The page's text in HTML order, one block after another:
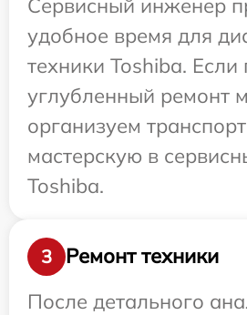
удобное время для
техники Toshiba. Если
углубленный ремонт
организуем
мастерскую в
Toshiba.
3
Ремонт техники
После детального